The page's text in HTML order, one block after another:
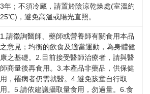
Inc. dics_tw@netprotections.co.jpjika anda
mengenai pemprosesan dan
seperti di atas akan dikumpul dan digunakan
gunakan perkhidmatan ini.
Kadar Penghantaran
3年；不須冷藏，請置於陰涼乾燥處(室溫約
25℃)，避免高溫或陽光直照。
1.請徵詢醫師、藥師或營養師有關食用本品
之意見；均衡的飲食及適當運動，為身體健
康之基礎。2.目前接受醫師治療者，請與醫
師商量後再食用。3.本產品非藥品，供保健
用，罹病者仍需就醫。4.避免孩童自行取
用。5.請依建議攝取量食用，勿過量。6.食